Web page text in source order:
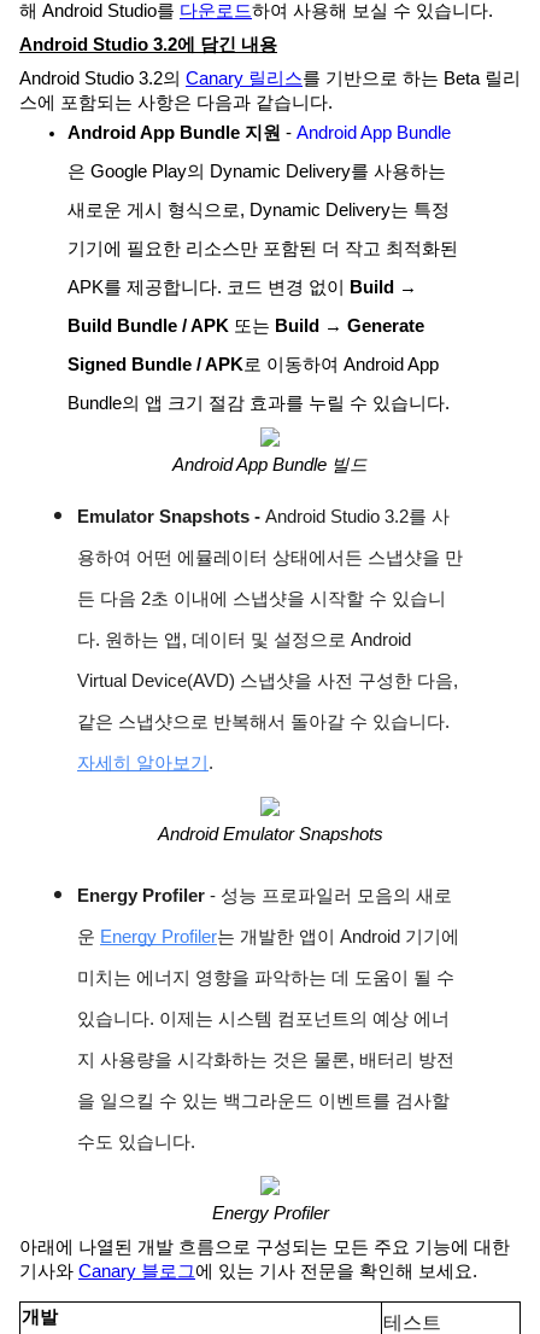
해 Android Studio를 다운로드하여 사용해 보실 수 있습니다.
Android Studio 3.2에 담긴 내용
Android Studio 3.2의 Canary 릴리스를 기반으로 하는 Beta 릴리
스에 포함되는 사항은 다음과 같습니다.
Android App Bundle 지원 - Android App Bundle
은 Google Play의 Dynamic Delivery를 사용하는
새로운 게시 형식으로, Dynamic Delivery는 특정
기기에 필요한 리소스만 포함된 더 작고 최적화된
APK를 제공합니다. 코드 변경 없이
Build
→
Build Bundle / APK 또는 Build → Generate
Signed Bundle / APK로 이동하여 Android App
Bundle의 앱 크기 절감 효과를 누릴 수 있습니다.
Android App Bundle 빌드
Emulator Snapshots - Android Studio 3.2를 사
용하여 어떤 에뮬레이터 상태에서든 스냅샷을 만
든 다음 2초 이내에 스냅샷을 시작할 수 있습니
다. 원하는 앱, 데이터 및 설정으로 Android
Virtual Device(AVD) 스냅샷을 사전 구성한 다음,
같은 스냅샷으로 반복해서 돌아갈 수 있습니다.
자세히 알아보기 .
Android Emulator Snapshots
Energy Profiler - 성능 프로파일러 모음의 새로
운 Energy Profiler는 개발한 앱이 Android 기기에
미치는 에너지 영향을 파악하는 데 도움이 될 수
있습니다. 이제는 시스템 컴포넌트의 예상 에너
지 사용량을 시각화하는 것은 물론, 배터리 방전
을 일으킬 수 있는 백그라운드 이벤트를 검사할
수도 있습니다.
Energy Profiler
아래에 나열된 개발 흐름으로 구성되는 모든 주요 기능에 대한
기사와 Canary 블로그에 있는 기사 전문을 확인해 보세요.
개발 테스트